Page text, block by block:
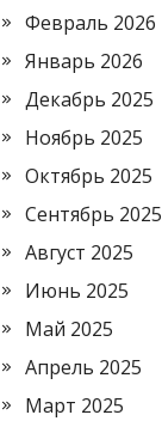
Февраль 2026
Январь 2026
Декабрь 2025
Ноябрь 2025
Октябрь 2025
Сентябрь 2025
Август 2025
Июнь 2025
Май 2025
Апрель 2025
Март 2025